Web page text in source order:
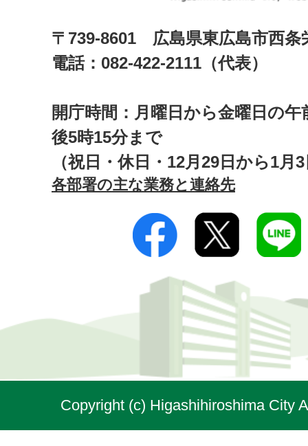
〒739-8601 広島県東広島市西
電話：082-422-2111（代表）
開庁時間：月曜日から金曜日の午
後5時15分まで
（祝日・休日・12月29日から1月
各部署の主な業務と連絡先
Copyright (c) Higashihiroshima City